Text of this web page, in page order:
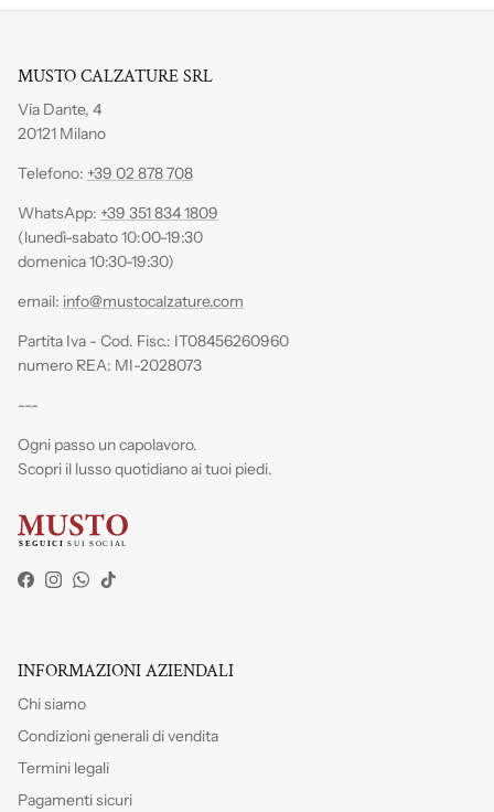
MUSTO CALZATURE SRL
Via Dante, 4
20121 Milano
Telefono: +39 02 878 708
WhatsApp: +39 351 834 1809
(lunedì-sabato 10:00-19:30
domenica 10:30-19:30)
email: info@mustocalzature.com
Partita Iva - Cod. Fisc.: IT08456260960
numero REA: MI-2028073
---
Ogni passo un capolavoro.
Scopri il lusso quotidiano ai tuoi piedi.
Facebook
Instagram
WhatsApp
TikTok
INFORMAZIONI AZIENDALI
Chi siamo
Condizioni generali di vendita
Termini legali
Pagamenti sicuri